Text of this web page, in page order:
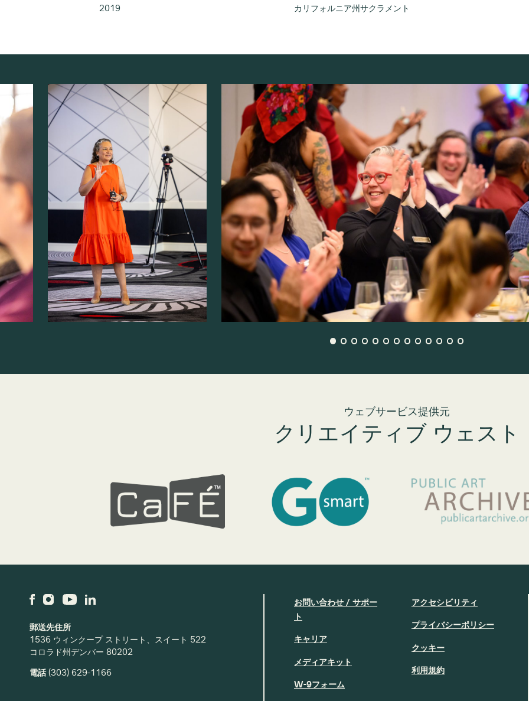
2019 カリフォルニア州サクラメント
ウェブサービス提供元
クリエイティブ ウェスト
郵送先住所
1536 ウィンクープ ストリート、スイート 522
コロラド州デンバー 80202
電話(303) 629-1166
お問い合わせ / サポー
ト
キャリア
メディアキット
W-9フォーム
アクセシビリティ
プライバシーポリシー
クッキー
利用規約